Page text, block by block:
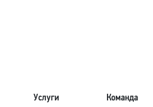
Услуги Команда